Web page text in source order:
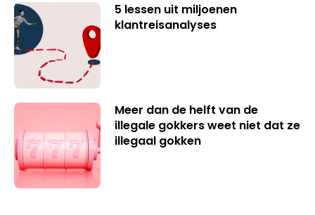
5 lessen uit miljoenen
klantreisanalyses
Meer dan de helft van de
illegale gokkers weet niet dat ze
illegaal gokken